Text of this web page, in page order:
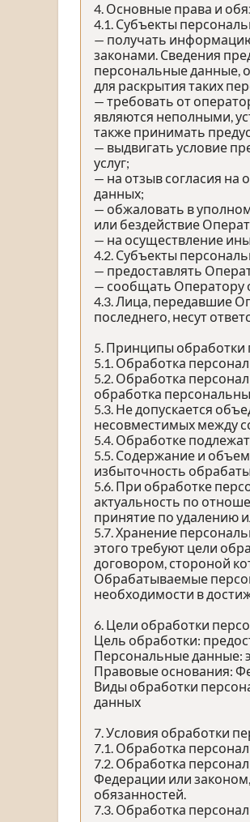
4. Основные права и
4.1. Субъекты
— получать
законами. Сведения
персональные данные,
для раскрытия таких
— требовать от
являются неполными,
также принимать
— выдвигать условие
услуг;
— на отзыв согласия на
данных;
— обжаловать в
или бездействие
— на осуществление
4.2. Субъекты
— предоставлять
— сообщать Оператору
4.3. Лица, передавшие
последнего, несут
5. Принципы
5.1. Обработка
5.2. Обработка
обработка
5.3. Не допускается
несовместимых между
5.4. Обработке
5.5. Содержание и
избыточность
5.6. При обработке
актуальность по
принятие по удалению
5.7. Хранение
этого требуют цели
договором, стороной
Обрабатываемые
необходимости в
6. Цели обработки
Цель обработки:
Персональные данные:
Правовые основания:
Виды обработки
данных
7. Условия обработки
7.1. Обработка
7.2. Обработка
Федерации или
обязанностей.
7.3. Обработка